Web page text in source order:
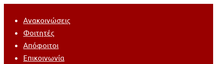
Ανακοινώσεις
Φοιτητές
Απόφοιτοι
Επικοινωνία